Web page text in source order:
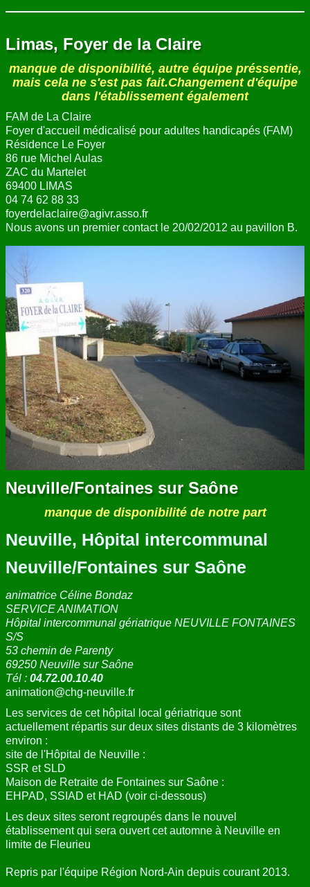
Limas, Foyer de la Claire
manque de disponibilité, autre équipe préssentie,
mais cela ne s'est pas fait.Changement d'équipe
dans l'établissement également
FAM de La Claire
Foyer d'accueil médicalisé pour adultes handicapés (FAM)
Résidence Le Foyer
86 rue Michel Aulas
ZAC du Martelet
69400 LIMAS
04 74 62 88 33
foyerdelaclaire@agivr.asso.fr
Nous avons un premier contact le 20/02/2012 au pavillon B.
Neuville/Fontaines sur Saône
manque de disponibilité de notre part
Neuville, Hôpital intercommunal
Neuville/Fontaines sur Saône
animatrice Céline Bondaz
SERVICE ANIMATION
Hôpital intercommunal gériatrique NEUVILLE FONTAINES
S/S
53 chemin de Parenty
69250 Neuville sur Saône
Tél : 04.72.00.10.40
animation@chg-neuville.fr
Les services de cet hôpital local gériatrique sont
actuellement répartis sur deux sites distants de 3 kilomètres
environ :
site de l'Hôpital de Neuville :
SSR et SLD
Maison de Retraite de Fontaines sur Saône :
EHPAD, SSIAD et HAD (voir ci-dessous)
Les deux sites seront regroupés dans le nouvel
établissement qui sera ouvert cet automne à Neuville en
limite de Fleurieu
Repris par l'équipe Région Nord-Ain depuis courant 2013.